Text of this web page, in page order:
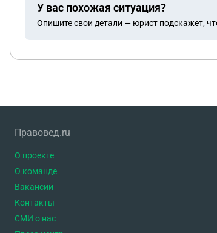
У вас похожая ситуация?
Опишите свои детали — юрист подскажет,
Правовед.ru
О проекте
О команде
Вакансии
Контакты
СМИ о нас